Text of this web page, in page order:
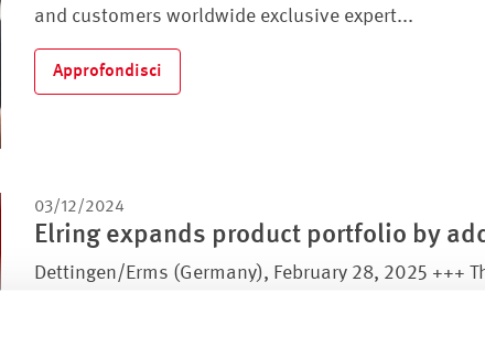
and customers worldwide exclusive expert...
Approfondisci
03/12/2024
Elring expands product portfolio by
Dettingen/Erms (Germany), February 28, 2025 +++